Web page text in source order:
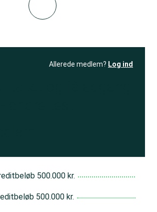
Allerede medlem? Log ind
500.000 kr.
500.000 kr.